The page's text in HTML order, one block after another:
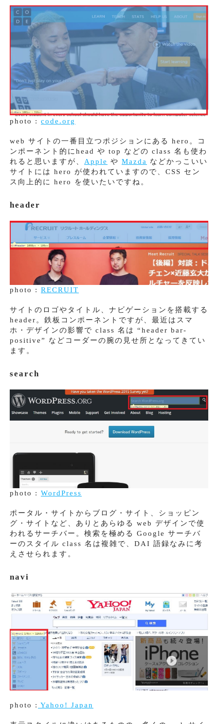
photo : code.org
web サイトの一番目立つポジションにある hero。コ
ンポーネント的にhead や top などの class 名も使わ
れると思いますが、 Apple や Mazda
などかっこいい
サイトには hero が使われていますので、CSS セン
ス向上的に hero を使いたいですね。
header
photo : RECRUIT
サイトのロゴやタイトル、ナビゲーションを搭載する
header。鉄板コンポーネントですが、最近はスマ
ホ・デザインの影響で class 名は “header bar-
positive” などコーダーの腕の見せ所となってきてい
ます。
search
photo : WordPress
ポータル・サイトからブログ・サイト、ショッピン
グ・サイトなど、ありとあらゆる web デザインで使
われるサーチバー。検索を極める Google サーチバ
ーのスタイル class 名は複雑で、DAI 語録なみに考
えさせられます。
navi
photo : Yahoo! Japan